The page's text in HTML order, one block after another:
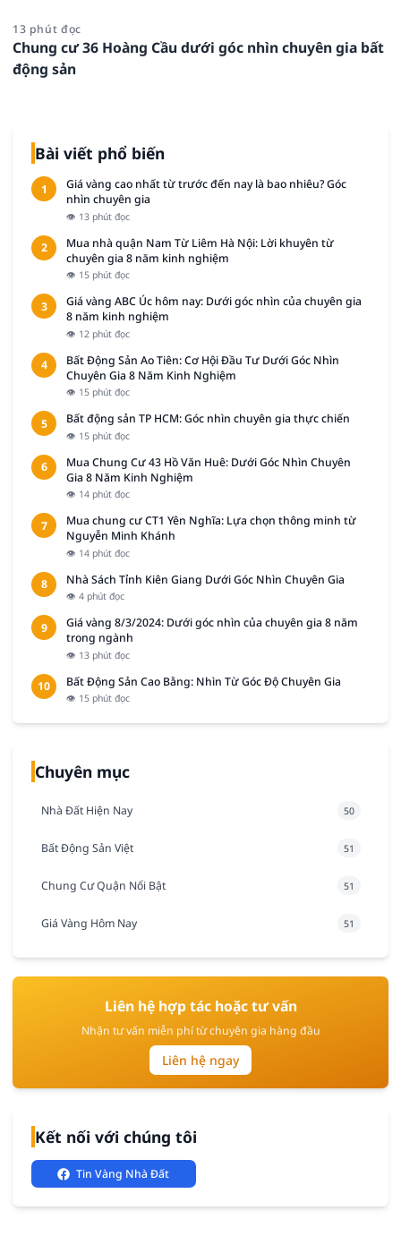
13 phút đọc
Chung cư 36 Hoàng Cầu dưới góc nhìn chuyên gia bất
động sản
Bài viết phổ biến
1
Giá vàng cao nhất từ trước đến nay là bao nhiêu? Góc
nhìn chuyên gia
👁 13 phút đọc
2
Mua nhà quận Nam Từ Liêm Hà Nội: Lời khuyên từ
chuyên gia 8 năm kinh nghiệm
👁 15 phút đọc
3
Giá vàng ABC Úc hôm nay: Dưới góc nhìn của chuyên gia
8 năm kinh nghiệm
👁 12 phút đọc
4
Bất Động Sản Ao Tiên: Cơ Hội Đầu Tư Dưới Góc Nhìn
Chuyên Gia 8 Năm Kinh Nghiệm
👁 15 phút đọc
5 Bất động sản TP HCM: Góc nhìn chuyên gia thực chiến
👁 15 phút đọc
6
Mua Chung Cư 43 Hồ Văn Huê: Dưới Góc Nhìn Chuyên
Gia 8 Năm Kinh Nghiệm
👁 14 phút đọc
7
Mua chung cư CT1 Yên Nghĩa: Lựa chọn thông minh từ
Nguyễn Minh Khánh
👁 14 phút đọc
8 Nhà Sách Tỉnh Kiên Giang Dưới Góc Nhìn Chuyên Gia
👁 4 phút đọc
9
Giá vàng 8/3/2024: Dưới góc nhìn của chuyên gia 8 năm
trong ngành
👁 13 phút đọc
10 Bất Động Sản Cao Bằng: Nhìn Từ Góc Độ Chuyên Gia
👁 15 phút đọc
Chuyên mục
Nhà Đất Hiện Nay 50
Bất Động Sản Việt 51
Chung Cư Quận Nổi Bật 51
Giá Vàng Hôm Nay 51
Liên hệ hợp tác hoặc tư vấn
Nhận tư vấn miễn phí từ chuyên gia hàng đầu
Liên hệ ngay
Kết nối với chúng tôi
Tin Vàng Nhà Đất